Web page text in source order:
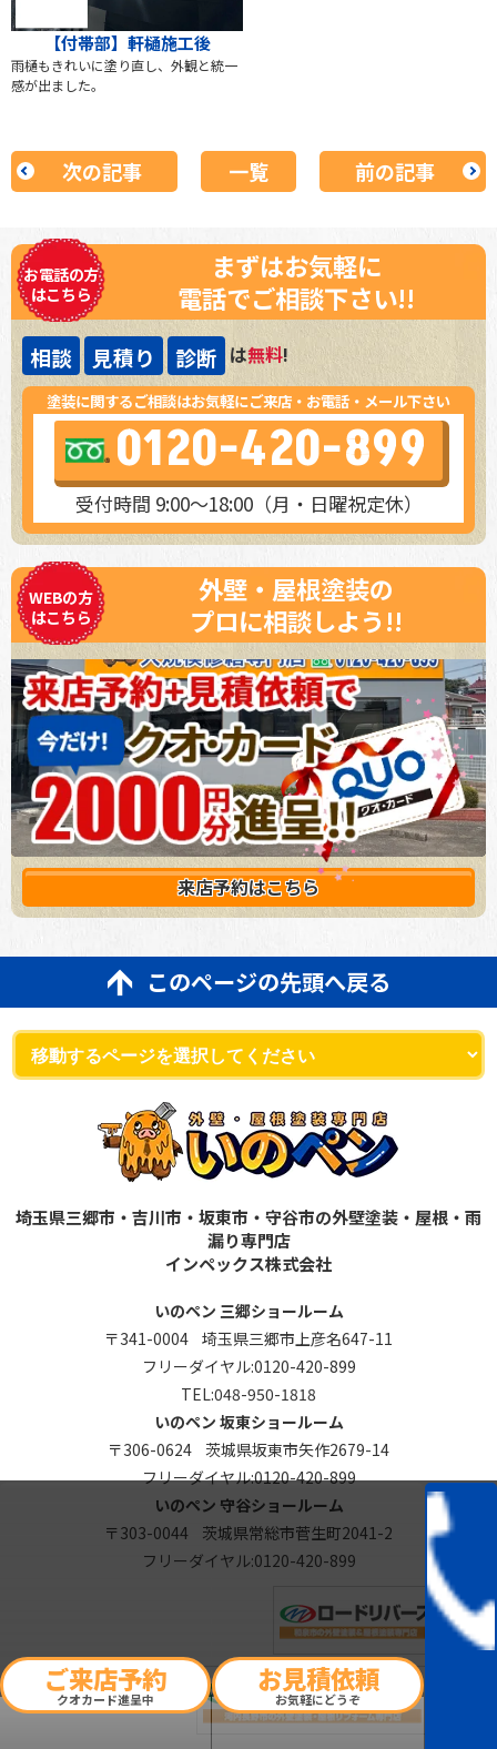
【付帯部】軒樋施工後
雨樋もきれいに塗り直し、外観と統一
感が出ました。
次の記事 一覧 前の記事
お電話の方
はこちら
まずはお気軽に
電話でご相談下さい!!
相談 見積り 診断 は無料!
塗装に関するご相談はお気軽にご来店・お電話・メール下さい
0120-420-899
受付時間 9:00～18:00（月・日曜祝定休）
WEBの方
はこちら
外壁・屋根塗装の
プロに相談しよう!!
来店予約はこちら
このページの先頭へ戻る
埼玉県三郷市・吉川市・坂東市・守谷市の外壁塗装・屋根・雨
漏り専門店
インペックス株式会社
いのペン 三郷ショールーム
〒341-0004 埼玉県三郷市上彦名647-11
フリーダイヤル:0120-420-899
TEL:048-950-1818
いのペン 坂東ショールーム
〒306-0624 茨城県坂東市矢作2679-14
フリーダイヤル:0120-420-899
いのペン 守谷ショールーム
〒303-0044 茨城県常総市菅生町2041-2
フリーダイヤル:0120-420-899
ご来店予約
クオカード進呈中
お見積依頼
お気軽にどうぞ